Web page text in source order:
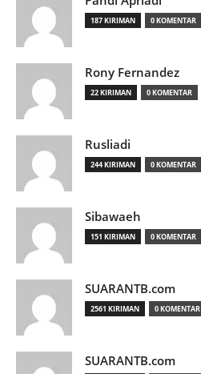
187 KIRIMAN 0 KOMENTAR
Rony Fernandez
22 KIRIMAN 0 KOMENTAR
Rusliadi
244 KIRIMAN 0 KOMENTAR
Sibawaeh
151 KIRIMAN 0 KOMENTAR
SUARANTB.com
2561 KIRIMAN 0 KOMENTAR
SUARANTB.com